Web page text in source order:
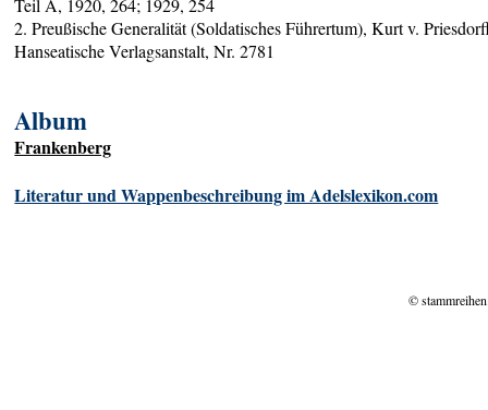
Teil A, 1920, 264; 1929, 254
2. Preußische Generalität (Soldatisches Führertum), Kurt v.
Hanseatische Verlagsanstalt, Nr. 2781
Album
Frankenberg
Literatur und Wappenbeschreibung im Adelslexikon.com
©